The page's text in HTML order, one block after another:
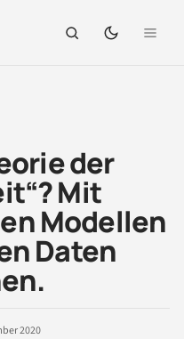
der
Mit
Modellen
Daten
2020